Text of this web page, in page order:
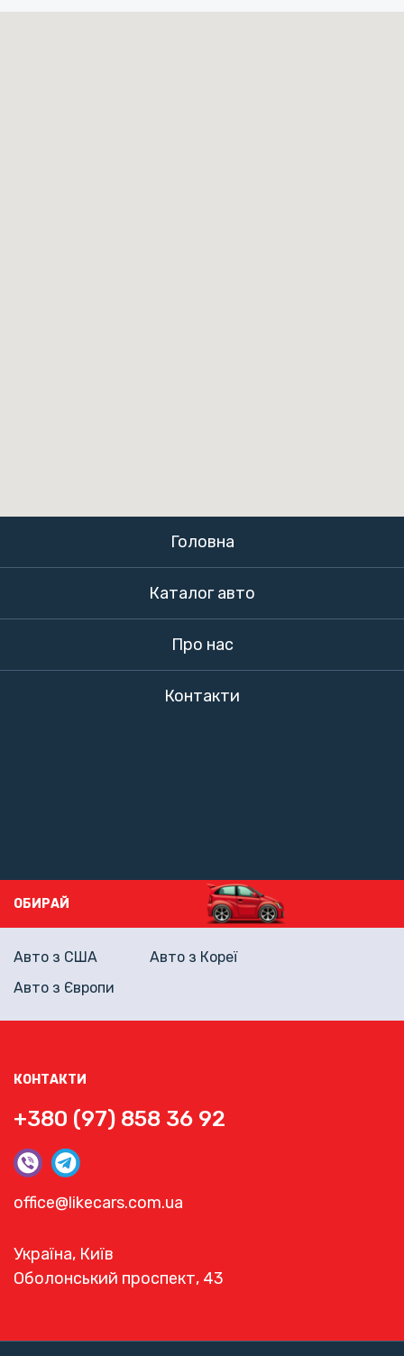
Головна
Каталог авто
Про нас
Контакти
КОНТАКТИ
+380 (97) 858 36 92
office@likecars.com.ua
Україна, Київ
Оболонський проспект, 43
ОБИРАЙ
Авто з США
Авто з Кореї
Авто з Європи